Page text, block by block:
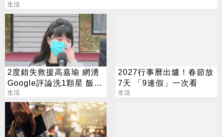
生活
2度錯失救援高嘉瑜 網湧
Google評論洗1顆星 飯店
回應了
生活
2027行事曆出爐！春節放
7天 「9連假」一次看
生活